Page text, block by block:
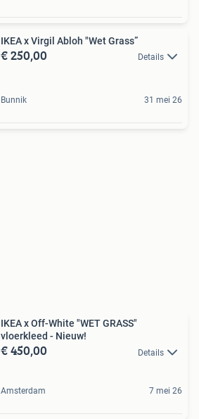
IKEA x Virgil Abloh "Wet Grass”
€ 250,00 Details
Bunnik 31 mei 26
IKEA x Off-White "WET GRASS"
vloerkleed - Nieuw!
€ 450,00 Details
Amsterdam 7 mei 26